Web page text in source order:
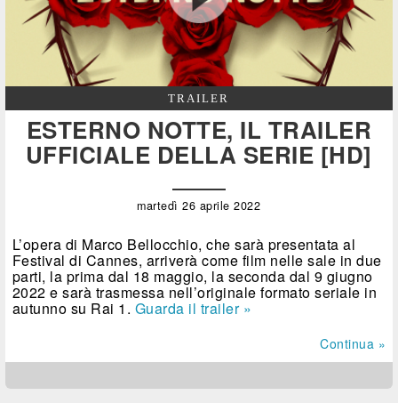
TRAILER
ESTERNO NOTTE, IL TRAILER
UFFICIALE DELLA SERIE [HD]
martedì 26 aprile 2022
L’opera di Marco Bellocchio, che sarà presentata al
Festival di Cannes, arriverà come film nelle sale in due
parti, la prima dal 18 maggio, la seconda dal 9 giugno
2022 e sarà trasmessa nell’originale formato seriale in
autunno su Rai 1. Guarda il trailer »
Continua »